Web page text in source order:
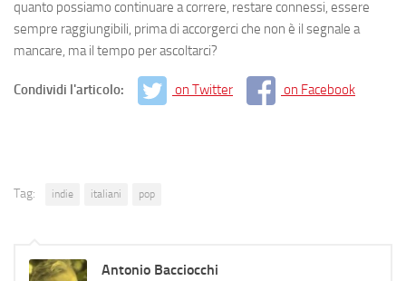
quanto possiamo continuare a correre, restare connessi, essere
sempre raggiungibili, prima di accorgerci che non è il segnale a
mancare, ma il tempo per ascoltarci?
Condividi l'articolo: on Twitter on Facebook
Tag: indie italiani pop
Antonio Bacciocchi